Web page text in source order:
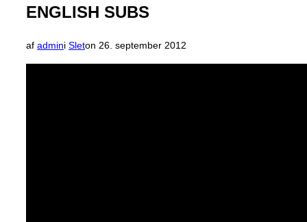
ENGLISH SUBS
af admini Sleton Udgivet
d.
26. september 2012